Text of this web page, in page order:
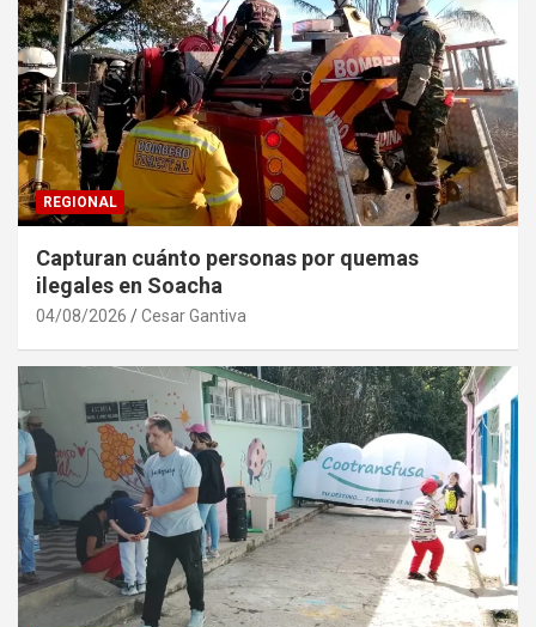
REGIONAL
Capturan cuánto personas por quemas
ilegales en Soacha
04/08/2026 Cesar Gantiva